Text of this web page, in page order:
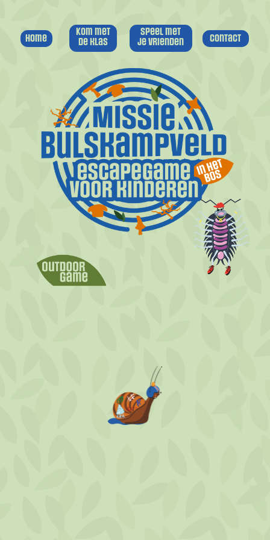
Contact
Speel met
je vrienden
Kom met
de klas
Home